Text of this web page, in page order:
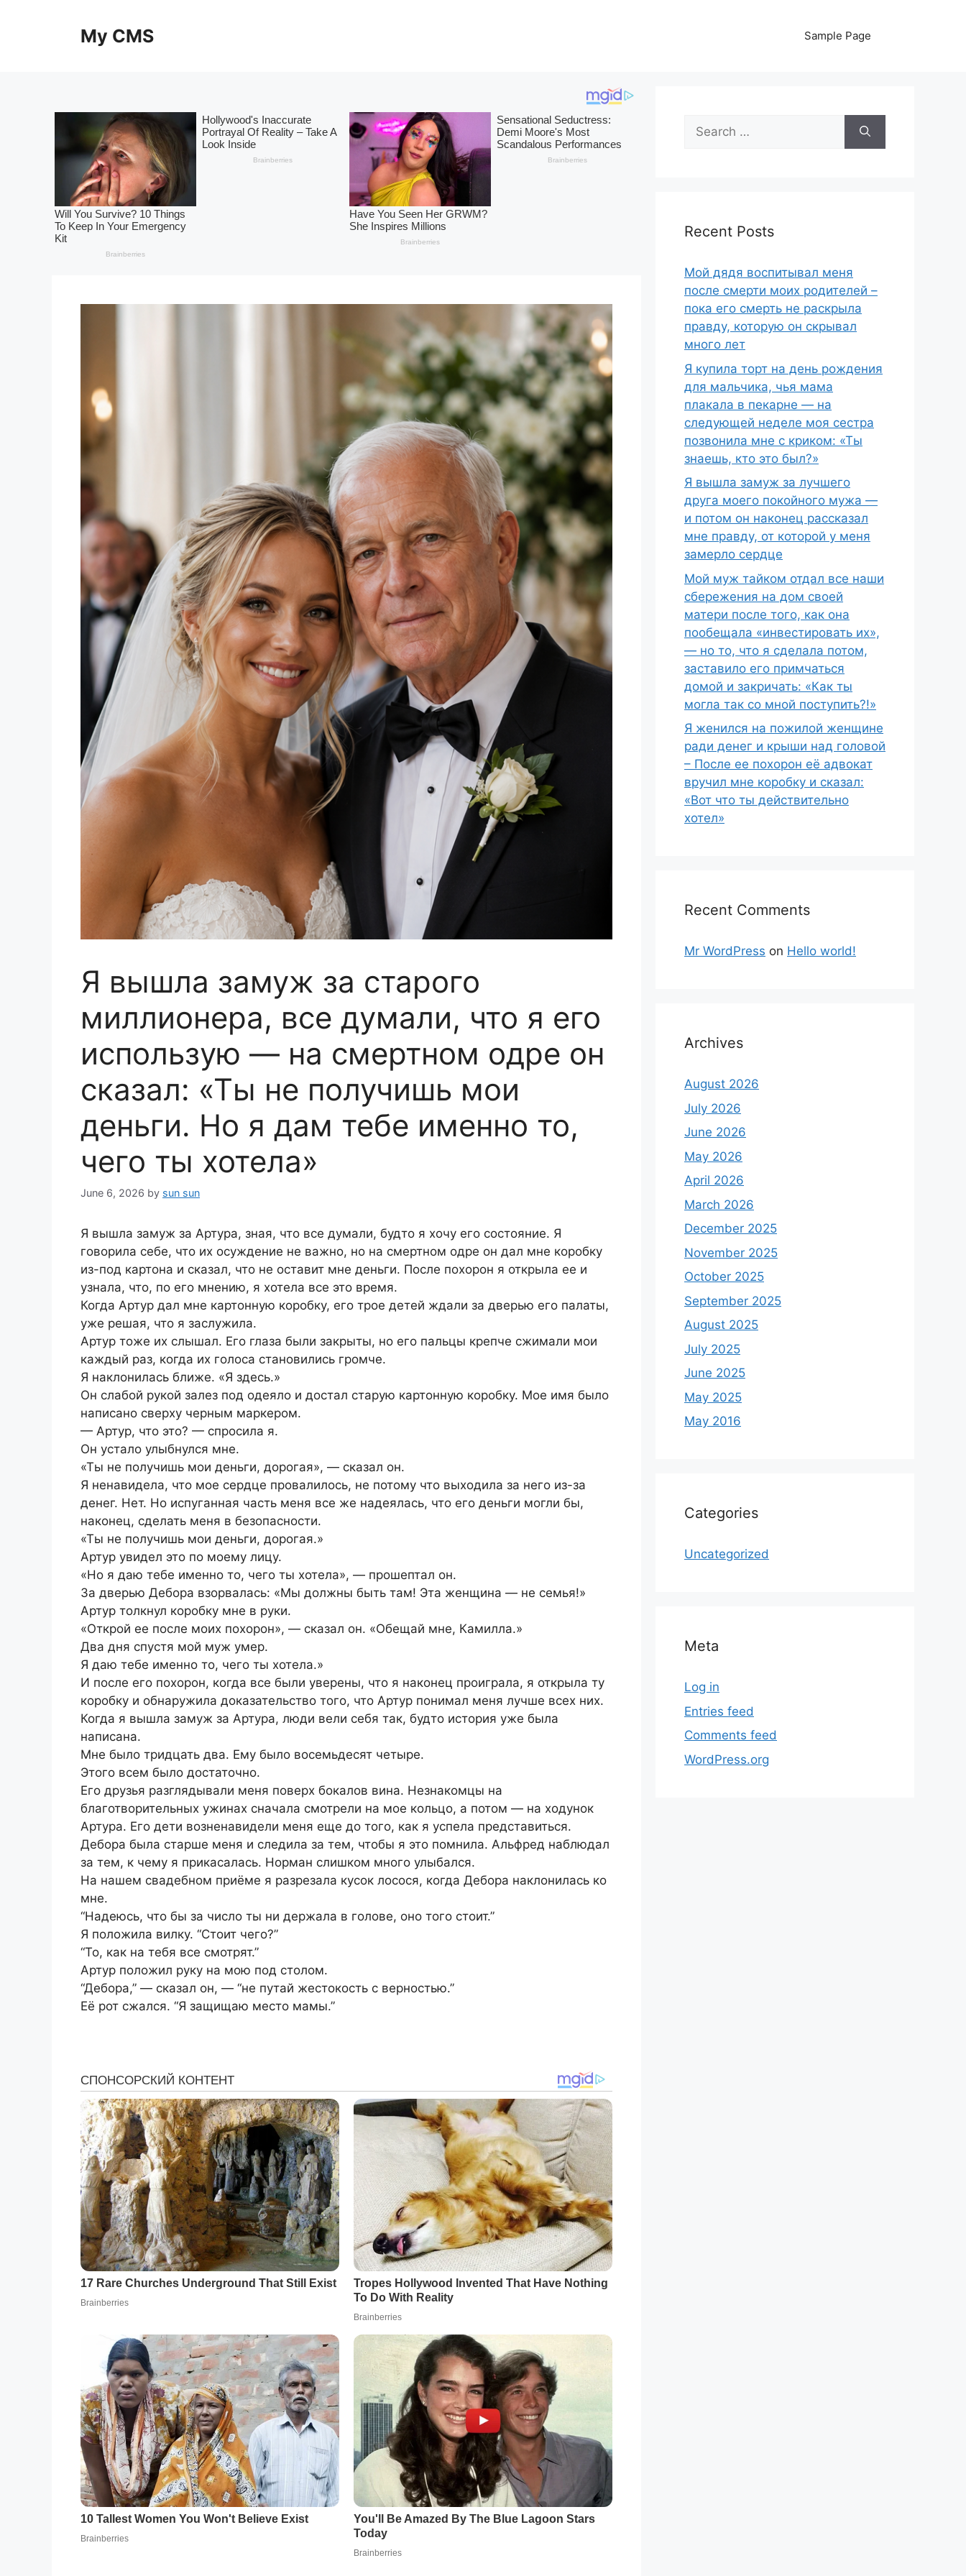
My CMS Sample Page
Я вышла замуж за старого
миллионера, все думали, что я его
использую — на смертном одре он
сказал: «Ты не получишь мои
деньги. Но я дам тебе именно то,
чего ты хотела»
June 6, 2026 by sun sun
Я вышла замуж за Артура, зная, что все думали, будто я хочу его состояние. Я
говорила себе, что их осуждение не важно, но на смертном одре он дал мне коробку
из-под картона и сказал, что не оставит мне деньги. После похорон я открыла ее и
узнала, что, по его мнению, я хотела все это время.
Когда Артур дал мне картонную коробку, его трое детей ждали за дверью его палаты,
уже решая, что я заслужила.
Артур тоже их слышал. Его глаза были закрыты, но его пальцы крепче сжимали мои
каждый раз, когда их голоса становились громче.
Я наклонилась ближе. «Я здесь.»
Он слабой рукой залез под одеяло и достал старую картонную коробку. Мое имя было
написано сверху черным маркером.
— Артур, что это? — спросила я.
Он устало улыбнулся мне.
«Ты не получишь мои деньги, дорогая», — сказал он.
Я ненавидела, что мое сердце провалилось, не потому что выходила за него из-за
денег. Нет. Но испуганная часть меня все же надеялась, что его деньги могли бы,
наконец, сделать меня в безопасности.
«Ты не получишь мои деньги, дорогая.»
Артур увидел это по моему лицу.
«Но я даю тебе именно то, чего ты хотела», — прошептал он.
За дверью Дебора взорвалась: «Мы должны быть там! Эта женщина — не семья!»
Артур толкнул коробку мне в руки.
«Открой ее после моих похорон», — сказал он. «Обещай мне, Камилла.»
Два дня спустя мой муж умер.
Я даю тебе именно то, чего ты хотела.»
И после его похорон, когда все были уверены, что я наконец проиграла, я открыла ту
коробку и обнаружила доказательство того, что Артур понимал меня лучше всех них.
Когда я вышла замуж за Артура, люди вели себя так, будто история уже была
написана.
Мне было тридцать два. Ему было восемьдесят четыре.
Этого всем было достаточно.
Его друзья разглядывали меня поверх бокалов вина. Незнакомцы на
благотворительных ужинах сначала смотрели на мое кольцо, а потом — на ходунок
Артура. Его дети возненавидели меня еще до того, как я успела представиться.
Дебора была старше меня и следила за тем, чтобы я это помнила. Альфред наблюдал
за тем, к чему я прикасалась. Норман слишком много улыбался.
На нашем свадебном приёме я разрезала кусок лосося, когда Дебора наклонилась ко
мне.
“Надеюсь, что бы за число ты ни держала в голове, оно того стоит.”
Я положила вилку. “Стоит чего?”
“То, как на тебя все смотрят.”
Артур положил руку на мою под столом.
“Дебора,” — сказал он, — “не путай жестокость с верностью.”
Её рот сжался. “Я защищаю место мамы.”
Search
for:
Recent Posts
Мой дядя воспитывал меня
после смерти моих родителей –
пока его смерть не раскрыла
правду, которую он скрывал
много лет
Я купила торт на день рождения
для мальчика, чья мама
плакала в пекарне — на
следующей неделе моя сестра
позвонила мне с криком: «Ты
знаешь, кто это был?»
Я вышла замуж за лучшего
друга моего покойного мужа —
и потом он наконец рассказал
мне правду, от которой у меня
замерло сердце
Мой муж тайком отдал все наши
сбережения на дом своей
матери после того, как она
пообещала «инвестировать их»,
— но то, что я сделала потом,
заставило его примчаться
домой и закричать: «Как ты
могла так со мной поступить?!»
Я женился на пожилой женщине
ради денег и крыши над головой
– После ее похорон её адвокат
вручил мне коробку и сказал:
«Вот что ты действительно
хотел»
Recent Comments
Mr WordPress on Hello world!
Archives
August 2026
July 2026
June 2026
May 2026
April 2026
March 2026
December 2025
November 2025
October 2025
September 2025
August 2025
July 2025
June 2025
May 2025
May 2016
Categories
Uncategorized
Meta
Log in
Entries feed
Comments feed
WordPress.org